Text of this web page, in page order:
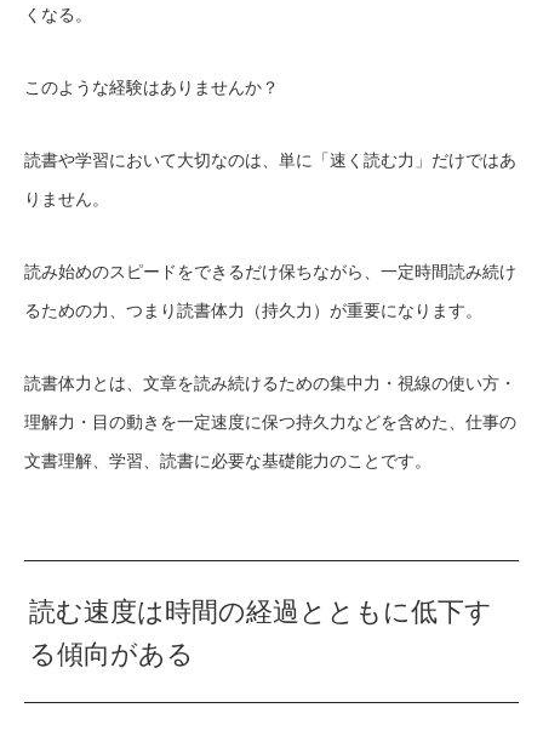
くなる。
このような経験はありませんか？
読書や学習において大切なのは、単に「速く読む力」だけではあ
りません。
読み始めのスピードをできるだけ保ちながら、一定時間読み続け
るための力、つまり読書体力（持久力）が重要になります。
読書体力とは、文章を読み続けるための集中力・視線の使い方・
理解力・目の動きを一定速度に保つ持久力などを含めた、仕事の
文書理解、学習、読書に必要な基礎能力のことです。
読む速度は時間の経過とともに低下す
る傾向がある